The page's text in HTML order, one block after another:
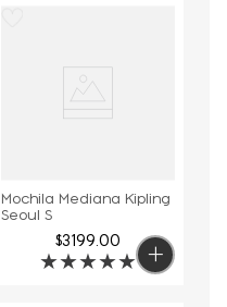
Mochila Mediana Kipling
Seoul S
$3199.00
★★★★★